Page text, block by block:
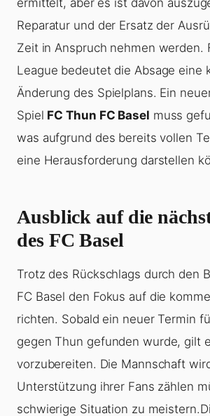
ermittelt, aber es ist davon
Reparatur und der Ersatz der
Zeit in Anspruch nehmen werden.
League bedeutet die Absage eine
Änderung des Spielplans. Ein
Spiel FC Thun FC Basel muss
was aufgrund des bereits vollen
eine Herausforderung darstellen
Ausblick auf die
des FC Basel
Trotz des Rückschlags durch den
FC Basel den Fokus auf die
richten. Sobald ein neuer Termin
gegen Thun gefunden wurde, gilt
vorzubereiten. Die Mannschaft
Unterstützung ihrer Fans zählen
schwierige Situation zu